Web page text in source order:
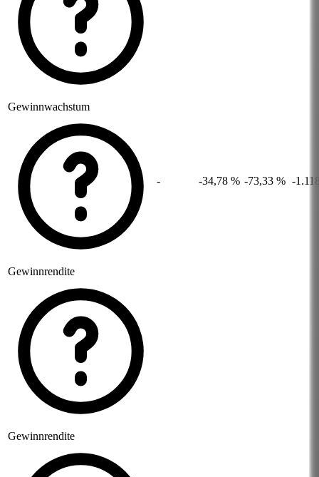
Gewinnwachstum
- -34,78 % -73,33 % -
Gewinnrendite
Gewinnrendite